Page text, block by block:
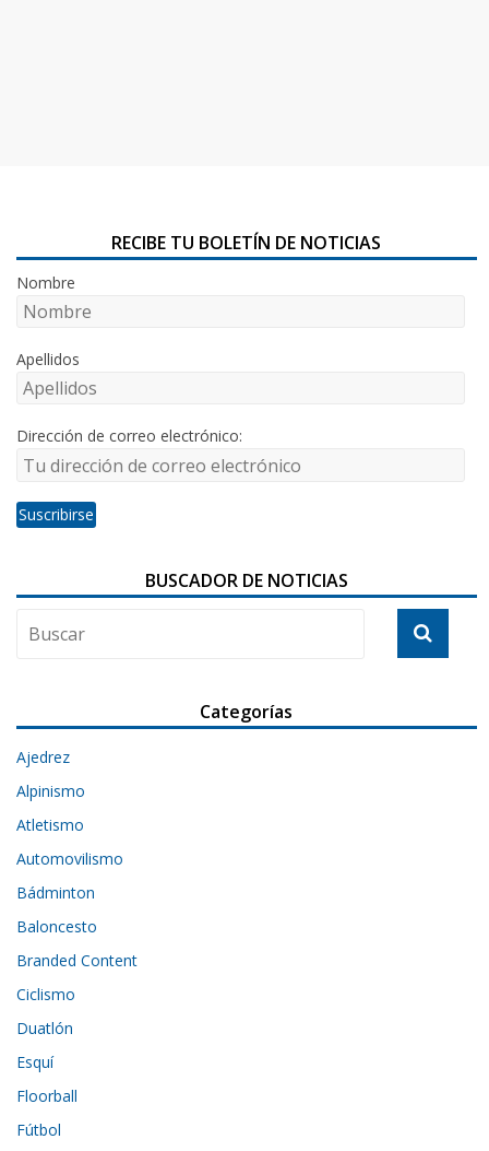
RECIBE TU BOLETÍN DE NOTICIAS
Nombre
Apellidos
Dirección de correo electrónico:
BUSCADOR DE NOTICIAS
Categorías
Ajedrez
Alpinismo
Atletismo
Automovilismo
Bádminton
Baloncesto
Branded Content
Ciclismo
Duatlón
Esquí
Floorball
Fútbol